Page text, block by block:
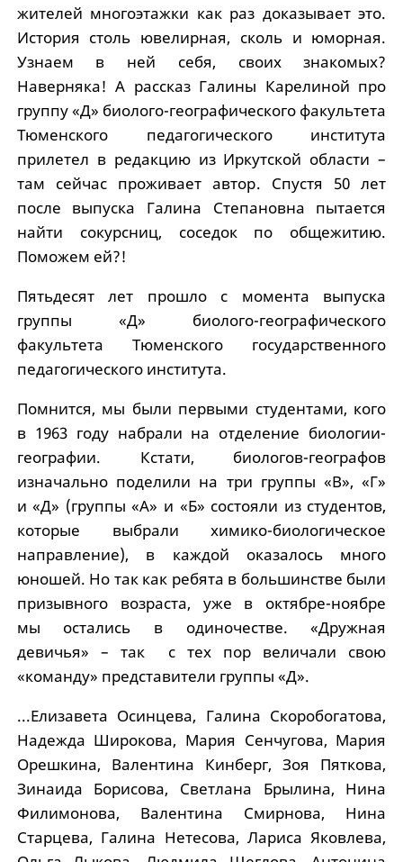
жителей многоэтажки как раз доказывает это.
История столь ювелирная, сколь и юморная.
Узнаем в ней себя, своих знакомых?
Наверняка! А рассказ Галины Карелиной про
группу «Д» биолого-географического факультета
Тюменского педагогического института
прилетел в редакцию из Иркутской области –
там сейчас проживает автор. Спустя 50 лет
после выпуска Галина Степановна пытается
найти сокурсниц, соседок по общежитию.
Поможем ей?!
Пятьдесят лет прошло с момента выпуска
группы «Д» биолого-географического
факультета Тюменского государственного
педагогического института.
Помнится, мы были первыми студентами, кого
в 1963 году набрали на отделение биологии-
географии. Кстати, биологов-географов
изначально поделили на три группы «В», «Г»
и «Д» (группы «А» и «Б» состояли из студентов,
которые выбрали химико-биологическое
направление), в каждой оказалось много
юношей. Но так как ребята в большинстве были
призывного возраста, уже в октябре-ноябре
мы остались в одиночестве. «Дружная
девичья» – так с тех пор величали свою
«команду» представители группы «Д».
...Елизавета Осинцева, Галина Скоробогатова,
Надежда Широкова, Мария Сенчугова, Мария
Орешкина, Валентина Кинберг, Зоя Пяткова,
Зинаида Борисова, Светлана Брылина, Нина
Филимонова, Валентина Смирнова, Нина
Старцева, Галина Нетесова, Лариса Яковлева,